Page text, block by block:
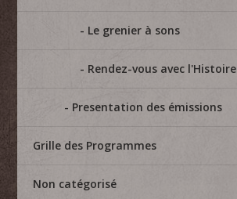
Le grenier à sons
Rendez-vous avec l'Histoire
Presentation des émissions
Grille des Programmes
Non catégorisé